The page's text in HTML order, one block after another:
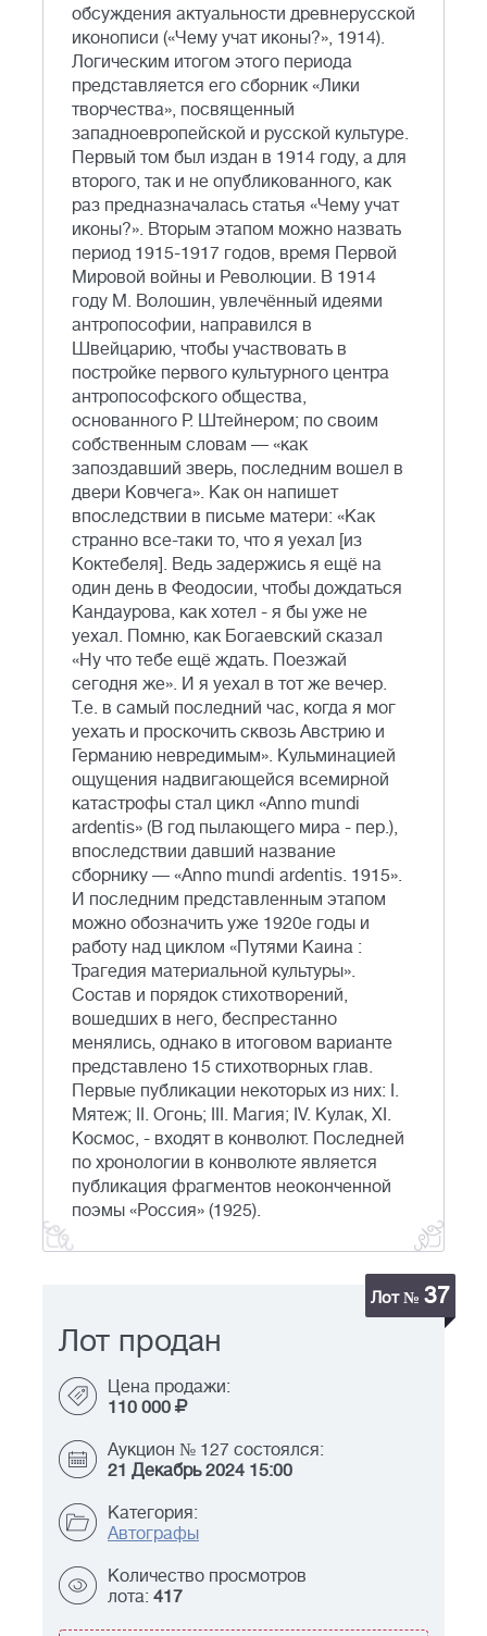
обсуждения актуальности древнерусской
иконописи («Чему учат иконы?», 1914).
Логическим итогом этого периода
представляется его сборник «Лики
творчества», посвященный
западноевропейской и русской культуре.
Первый том был издан в 1914 году, а для
второго, так и не опубликованного, как
раз предназначалась статья «Чему учат
иконы?». Вторым этапом можно назвать
период 1915-1917 годов, время Первой
Мировой войны и Революции. В 1914
году М. Волошин, увлечённый идеями
антропософии, направился в
Швейцарию, чтобы участвовать в
постройке первого культурного центра
антропософского общества,
основанного Р. Штейнером; по своим
собственным словам — «как
запоздавший зверь, последним вошел в
двери Ковчега». Как он напишет
впоследствии в письме матери: «Как
странно все-таки то, что я уехал [из
Коктебеля]. Ведь задержись я ещё на
один день в Феодосии, чтобы дождаться
Кандаурова, как хотел - я бы уже не
уехал. Помню, как Богаевский сказал
«Ну что тебе ещё ждать. Поезжай
сегодня же». И я уехал в тот же вечер.
Т.е. в самый последний час, когда я мог
уехать и проскочить сквозь Австрию и
Германию невредимым». Кульминацией
ощущения надвигающейся всемирной
катастрофы стал цикл «Anno mundi
ardentis» (В год пылающего мира - пер.),
впоследствии давший название
сборнику — «Anno mundi ardentis. 1915».
И последним представленным этапом
можно обозначить уже 1920е годы и
работу над циклом «Путями Каина :
Трагедия материальной культуры».
Состав и порядок стихотворений,
вошедших в него, беспрестанно
менялись, однако в итоговом варианте
представлено 15 стихотворных глав.
Первые публикации некоторых из них: I.
Мятеж; II. Огонь; III. Магия; IV. Кулак, XI.
Космос, - входят в конволют. Последней
по хронологии в конволюте является
публикация фрагментов неоконченной
поэмы «Россия» (1925).
Лот № 37
Лот продан
Цена продажи:
110 000
Аукцион № 127 состоялся:
21 Декабрь 2024 15:00
Категория:
Автографы
Количество просмотров
лота: 417